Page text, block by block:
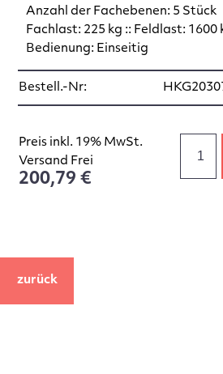
Anzahl der Fachebenen: 5 Stück
Fachlast: 225 kg :: Feldlast: 1600
Bedienung: Einseitig
Bestell.-Nr:
Preis inkl. 19% MwSt.
Versand Frei
200,79 €
zurück